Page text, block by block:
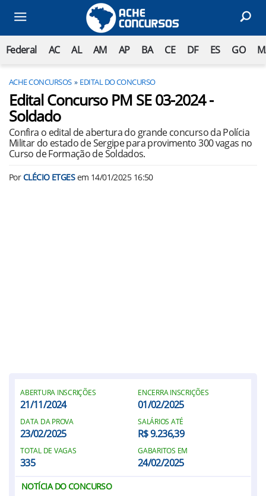
Federal AC AL AM AP BA CE DF ES GO
ACHE CONCURSOS EDITAL DO CONCURSO
Edital Concurso PM SE 03-2024 -
Soldado
Confira o edital de abertura do grande concurso da Polícia
Militar do estado de Sergipe para provimento 300 vagas no
Curso de Formação de Soldados.
PorCLÉCIO ETGESem 14/01/2025 16:50
ABERTURA INSCRIÇÕES
21/11/2024
ENCERRA INSCRIÇÕES
01/02/2025
DATA DA PROVA
23/02/2025
SALÁRIOS ATÉ
R$ 9.236,39
TOTAL DE VAGAS
335
GABARITOS EM
24/02/2025
NOTÍCIA DO CONCURSO